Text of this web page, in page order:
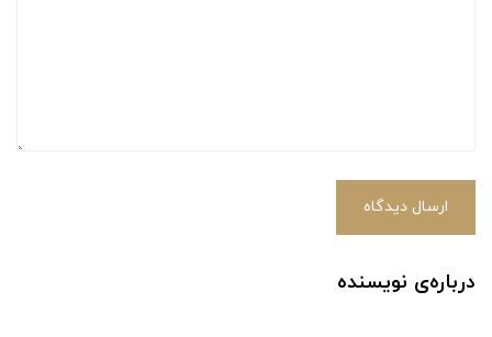
ارسال دیدگاه
درباره‌ی نویسنده